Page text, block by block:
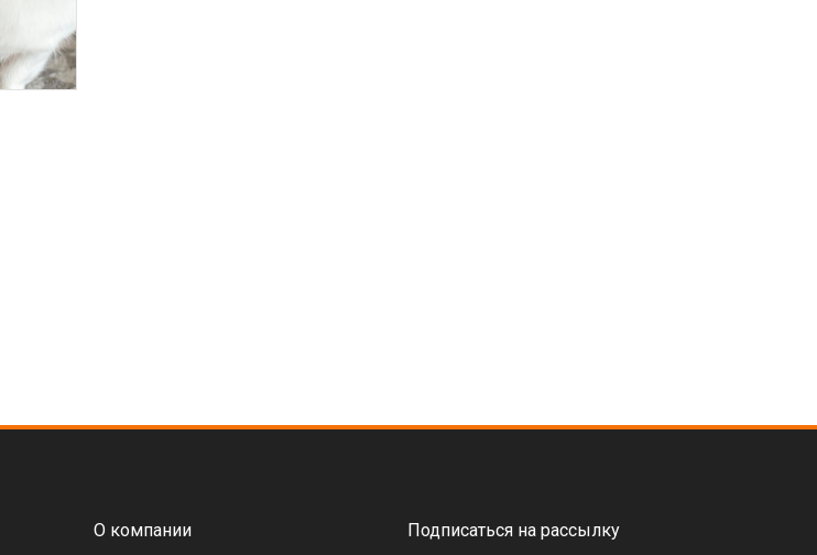
О компании Подписаться на рассылку